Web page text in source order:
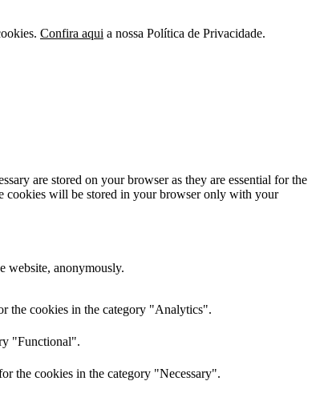
Confira aqui a nossa Política de Privacidade.
are stored on your browser as they are essential for the
cookies will be stored in your browser only with your
website, anonymously.
the cookies in the category "Analytics".
"Functional".
the cookies in the category "Necessary".